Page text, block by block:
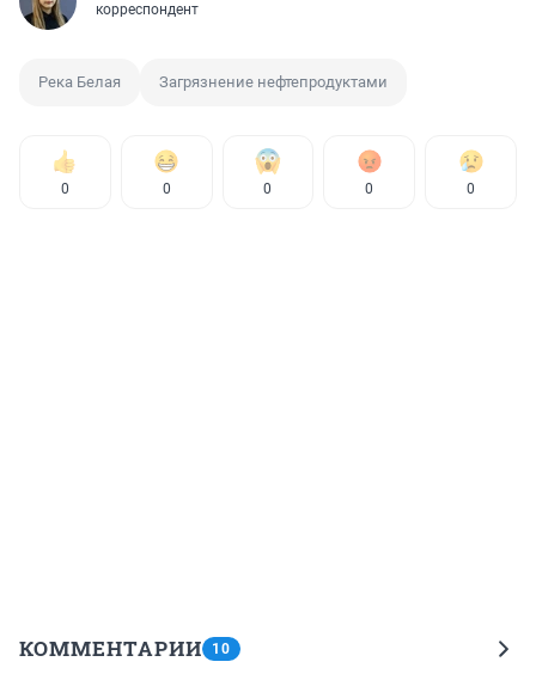
корреспондент
Река Белая Загрязнение нефтепродуктами
0 0 0 0 0
КОММЕНТАРИИ 10